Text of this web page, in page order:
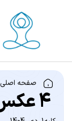
صفحه اصلی
4 عکس از انواع سنگ کلیه